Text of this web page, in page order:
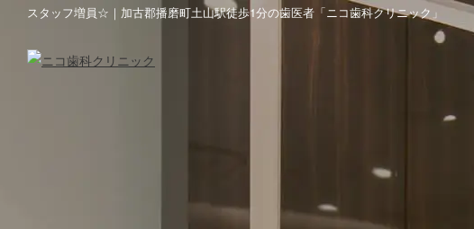
スタッフ増員☆｜加古郡播磨町土山駅徒歩1分の歯医者「ニコ歯科クリニック」